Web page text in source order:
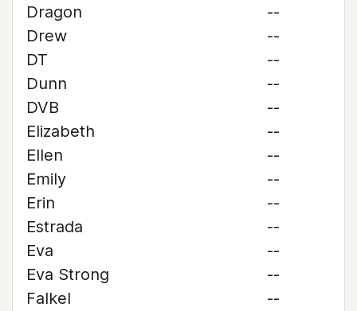
Dragon
--
Drew
--
DT
--
Dunn
--
DVB
--
Elizabeth
--
Ellen
--
Emily
--
Erin
--
Estrada
--
Eva
--
Eva Strong
--
Falkel
--